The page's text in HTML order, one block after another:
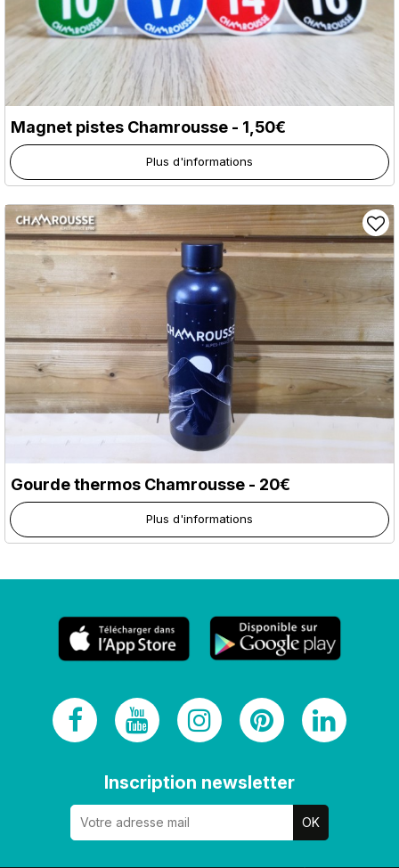
Magnet pistes Chamrousse - 1,50€
Plus d'informations
Gourde thermos Chamrousse - 20€
Plus d'informations
Inscription newsletter